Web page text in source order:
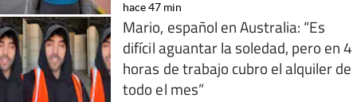
hace 47 min
Mario, español en Australia: “Es
difícil aguantar la soledad, pero en 4
horas de trabajo cubro el alquiler de
todo el mes”